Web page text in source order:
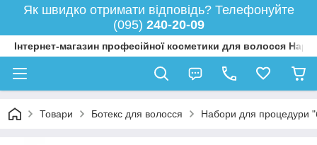
Як швидко отримати відповідь? Телефонуйте
(095) 240-20-09
Інтернет-магазин професійної косметики для волосся
Товари Ботекс для волосся Набори для процедури